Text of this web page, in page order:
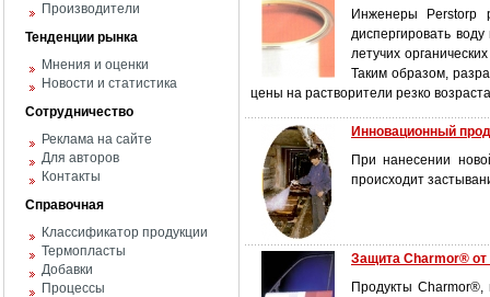
Производители
Тенденции рынка
Мнения и оценки
Новости и статистика
Сотрудничество
Реклама на сайте
Для авторов
Контакты
Справочная
Классификатор продукции
Термопласты
Добавки
Процессы
Инженеры Perstorp
диспергировать
летучих
Таким образом,
цены на растворители резко
Инновационный
При нанесении
происходит
Защита Charmor® от
Продукты Charmor®,